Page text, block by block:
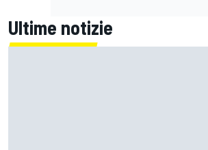
Ultime notizie